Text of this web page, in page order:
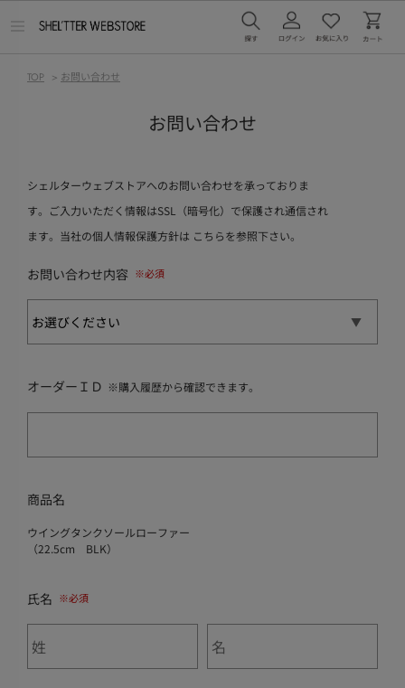
TOP > お問い合わせ
お問い合わせ
シェルターウェブストアへのお問い合わせを承っておりま
す。ご入力いただく情報はSSL（暗号化）で保護され通信され
ます。当社の個人情報保護方針は こちらを参照下さい。
お問い合わせ内容
オーダーＩＤ ※購入履歴から確認できます。
商品名
ウイングタンクソールローファー
（22.5cm BLK）
氏名